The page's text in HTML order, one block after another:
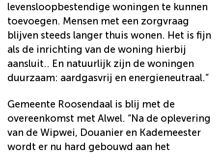
levensloopbestendige woningen te kunnen
toevoegen. Mensen met een zorgvraag
blijven steeds langer thuis wonen. Het is fijn
als de inrichting van de woning hierbij
aansluit.. En natuurlijk zijn de woningen
duurzaam: aardgasvrij en energieneutraal.”
Gemeente Roosendaal is blij met de
overeenkomst met Alwel. “Na de oplevering
van de Wipwei, Douanier en Kademeester
wordt er nu hard gebouwd aan het